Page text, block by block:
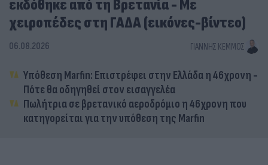
εκδόθηκε από τη Βρετανία - Με
χειροπέδες στη ΓΑΔΑ (εικόνες-βίντεο)
06.08.2026 ΓΙΆΝΝΗΣ ΚΈΜΜΟΣ
Υπόθεση Marfin: Επιστρέφει στην Ελλάδα η 46χρονη -
Πότε θα οδηγηθεί στον εισαγγελέα
Πωλήτρια σε βρετανικό αεροδρόμιο η 46χρονη που
κατηγορείται για την υπόθεση της Marfin